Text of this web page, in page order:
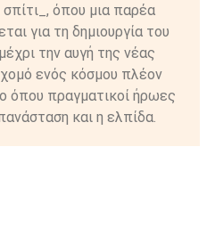
όπου μια παρέα
για τη δημιουργία του
την αυγή της νέας
ενός κόσμου πλέον
όπου πραγματικοί ήρωες
και η ελπίδα.